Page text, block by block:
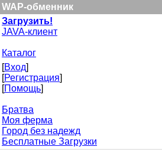
WAP-обменник
Загрузить!
JAVA-клиент
Каталог
[Вход]
[Регистрация]
[Помощь]
Братва
Моя ферма
Город без надежд
Бесплатные Загрузки